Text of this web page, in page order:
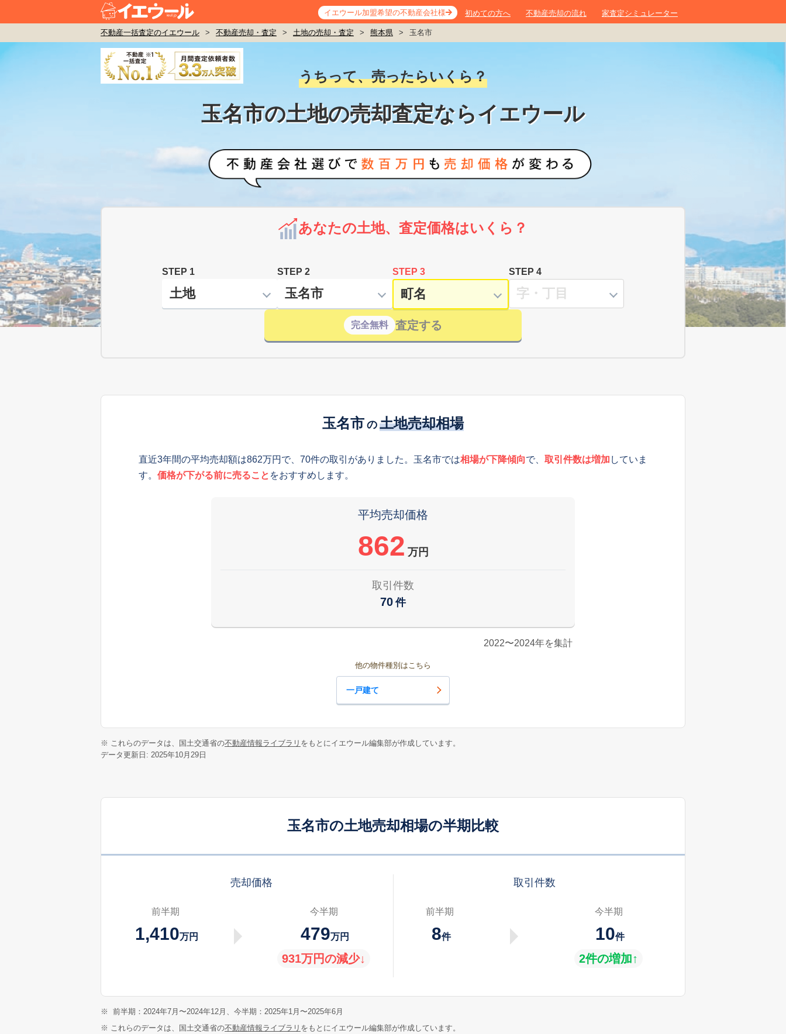
イエウール加盟希望の不動産会社様 初めての方へ 不動産売却の流れ 家査定シミュレーター
不動産一括査定のイエウール > 不動産売却・査定 > 土地の売却・査定 > 熊本県 > 玉名市
うちって、売ったらいくら？
玉名市の土地の売却査定ならイエウール
あなたの土地、査定価格はいくら？
STEP 1 STEP 2 STEP 3 STEP 4
完全無料 査定する
玉名市 の 土地売却相場
直近3年間の平均売却額は862万円で、70件の取引がありました。玉名市では相場が下降傾向で、 取引件数は増加 していま
す。 価格が下がる前に売ること をおすすめします。
平均売却価格
862 万円
取引件数
70 件
2022〜2024年を集計
他の物件種別はこちら
一戸建て
※ これらのデータは、国土交通省の不動産情報ライブラリ をもとにイエウール編集部が作成しています。
データ更新日: 2025年10月29日
玉名市の土地売却相場の半期比較
売却価格
前半期
1,410万円
今半期
479万円
931万円の減少↓
取引件数
前半期
8件
今半期
10件
2件の増加↑
※
前半期：2024年7月〜2024年12月、今半期：2025年1月〜2025年6月
※ これらのデータは、国土交通省の不動産情報ライブラリ をもとにイエウール編集部が作成しています。